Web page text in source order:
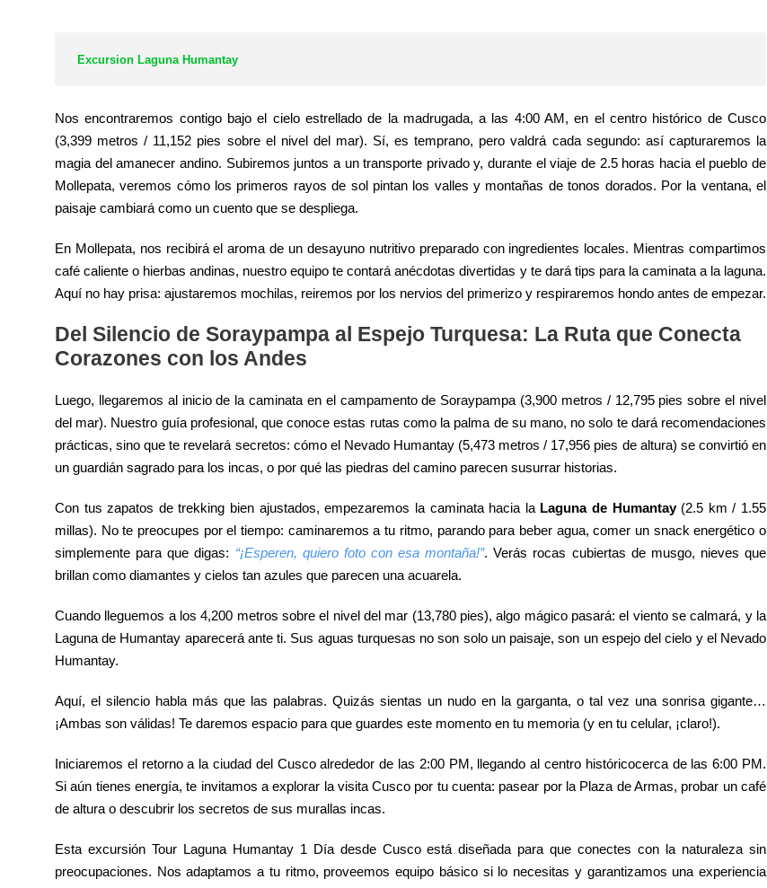
Excursion Laguna Humantay
Nos encontraremos contigo bajo el cielo estrellado de la madrugada, a las 4:00 AM, en el centro histórico de Cusco
(3,399 metros / 11,152 pies sobre el nivel del mar). Sí, es temprano, pero valdrá cada segundo: así capturaremos la
magia del amanecer andino. Subiremos juntos a un transporte privado y, durante el viaje de 2.5 horas hacia el pueblo de
Mollepata, veremos cómo los primeros rayos de sol pintan los valles y montañas de tonos dorados. Por la ventana, el
paisaje cambiará como un cuento que se despliega.
En Mollepata, nos recibirá el aroma de un desayuno nutritivo preparado con ingredientes locales. Mientras compartimos
café caliente o hierbas andinas, nuestro equipo te contará anécdotas divertidas y te dará tips para la caminata a la laguna.
Aquí no hay prisa: ajustaremos mochilas, reiremos por los nervios del primerizo y respiraremos hondo antes de empezar.
Del Silencio de Soraypampa al Espejo Turquesa: La Ruta que Conecta
Corazones con los Andes
Luego, llegaremos al inicio de la caminata en el campamento de Soraypampa (3,900 metros / 12,795 pies sobre el nivel
del mar). Nuestro guía profesional, que conoce estas rutas como la palma de su mano, no solo te dará recomendaciones
prácticas, sino que te revelará secretos: cómo el Nevado Humantay (5,473 metros / 17,956 pies de altura) se convirtió en
un guardián sagrado para los incas, o por qué las piedras del camino parecen susurrar historias.
Con tus zapatos de trekking bien ajustados, empezaremos la caminata hacia la Laguna de Humantay(2.5 km / 1.55
millas). No te preocupes por el tiempo: caminaremos a tu ritmo, parando para beber agua, comer un snack energético o
simplemente para que digas: “¡Esperen, quiero foto con esa montaña!”. Verás rocas cubiertas de musgo, nieves que
brillan como diamantes y cielos tan azules que parecen una acuarela.
Cuando lleguemos a los 4,200 metros sobre el nivel del mar (13,780 pies), algo mágico pasará: el viento se calmará, y la
Laguna de Humantay aparecerá ante ti. Sus aguas turquesas no son solo un paisaje, son un espejo del cielo y el Nevado
Humantay.
Aquí, el silencio habla más que las palabras. Quizás sientas un nudo en la garganta, o tal vez una sonrisa gigante…
¡Ambas son válidas! Te daremos espacio para que guardes este momento en tu memoria (y en tu celular, ¡claro!).
Iniciaremos el retorno a la ciudad del Cusco alrededor de las 2:00 PM, llegando al centro históricocerca de las 6:00 PM.
Si aún tienes energía, te invitamos a explorar la visita Cusco por tu cuenta: pasear por la Plaza de Armas, probar un café
de altura o descubrir los secretos de sus murallas incas.
Esta excursión Tour Laguna Humantay 1 Día desde Cusco está diseñada para que conectes con la naturaleza sin
preocupaciones. Nos adaptamos a tu ritmo, proveemos equipo básico si lo necesitas y garantizamos una experiencia